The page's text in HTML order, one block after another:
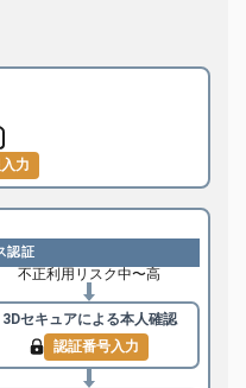
力
認証
不正利用リスク中〜高
3Dセキュアによる本人確認
認証番号入力